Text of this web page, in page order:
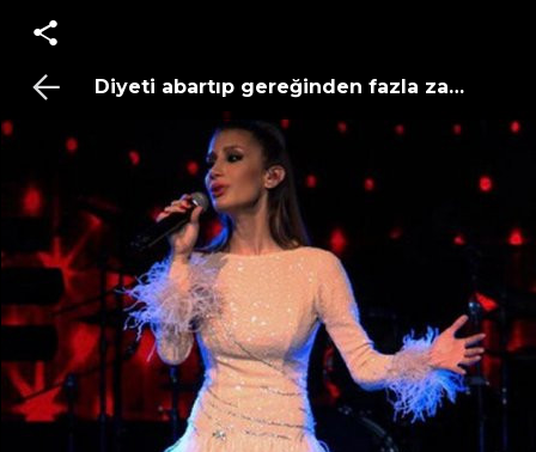
Diyeti abartıp gereğinden fazla